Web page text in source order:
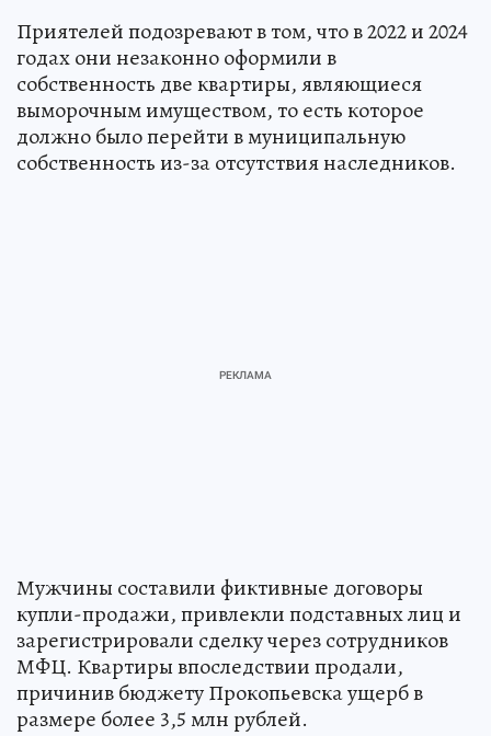
Приятелей подозревают в том, что в 2022 и 2024
годах они незаконно оформили в
собственность две квартиры, являющиеся
выморочным имуществом, то есть которое
должно было перейти в муниципальную
собственность из-за отсутствия наследников.
Мужчины составили фиктивные договоры
купли-продажи, привлекли подставных лиц и
зарегистрировали сделку через сотрудников
МФЦ. Квартиры впоследствии продали,
причинив бюджету Прокопьевска ущерб в
размере более 3,5 млн рублей.